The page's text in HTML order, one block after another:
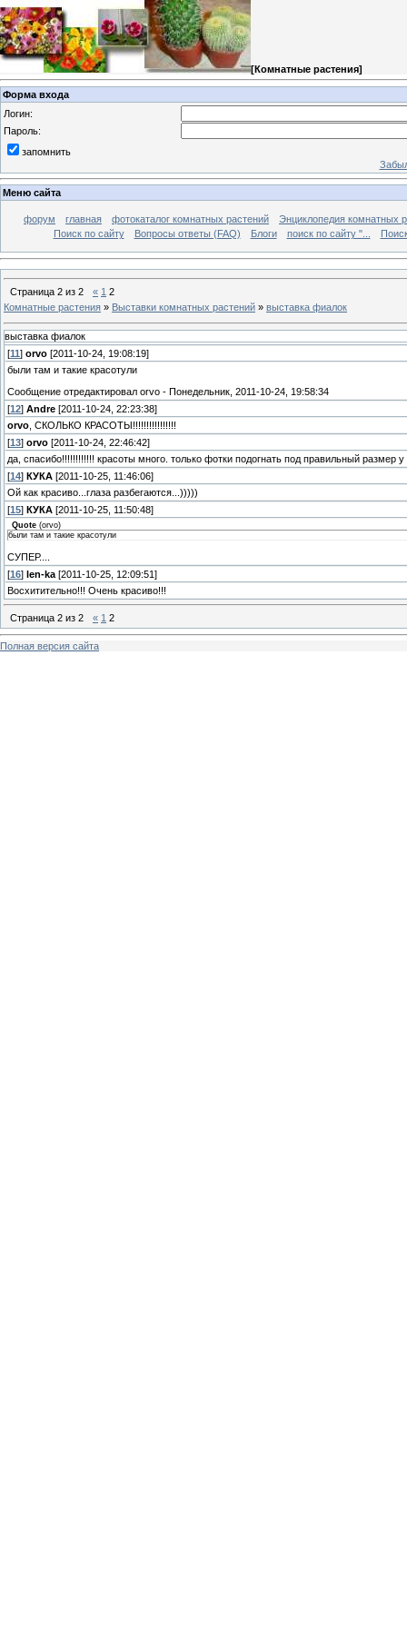
[Комнатные растения]
Форма входа
Логин:
Пароль:
запомнить
Меню сайта
форум главная фотокаталог комнатных растений
Энциклопедия комнатных
Поиск по сайту
Вопросы ответы (FAQ) Блоги поиск по сайту "...
Страница 2 из 2 « 1 2
Комнатные растения » Выставки комнатных растений » выставка фиалок
выставка фиалок
[11] orvo [2011-10-24, 19:08:19]
были там и такие красотули
Сообщение отредактировал orvo - Понедельник, 2011-10-24, 19:58:34
[12] Andre [2011-10-24, 22:23:38]
orvo , СКОЛЬКО КРАСОТЫ!!!!!!!!!!!!!!!!
[13] orvo [2011-10-24, 22:46:42]
да, спасибо!!!!!!!!!!!! красоты много. только фотки подогнать под правильный размер
[14] КУКА [2011-10-25, 11:46:06]
Ой как красиво...глаза разбегаются...)))))
[15] КУКА [2011-10-25, 11:50:48]
Quote (orvo)
были там и такие красотули
СУПЕР....
[16] len-ka [2011-10-25, 12:09:51]
Восхитительно!!! Очень красиво!!!
Страница 2 из 2 « 1 2
Полная версия сайта